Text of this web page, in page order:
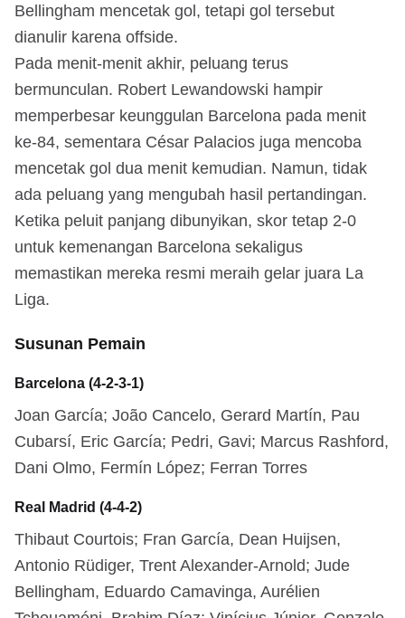
Bellingham mencetak gol, tetapi gol tersebut
dianulir karena offside.
Pada menit-menit akhir, peluang terus
bermunculan. Robert Lewandowski hampir
memperbesar keunggulan Barcelona pada menit
ke-84, sementara César Palacios juga mencoba
mencetak gol dua menit kemudian. Namun, tidak
ada peluang yang mengubah hasil pertandingan.
Ketika peluit panjang dibunyikan, skor tetap 2-0
untuk kemenangan Barcelona sekaligus
memastikan mereka resmi meraih gelar juara La
Liga.
Susunan Pemain
Barcelona (4-2-3-1)
Joan García; João Cancelo, Gerard Martín, Pau
Cubarsí, Eric García; Pedri, Gavi; Marcus Rashford,
Dani Olmo, Fermín López; Ferran Torres
Real Madrid (4-4-2)
Thibaut Courtois; Fran García, Dean Huijsen,
Antonio Rüdiger, Trent Alexander-Arnold; Jude
Bellingham, Eduardo Camavinga, Aurélien